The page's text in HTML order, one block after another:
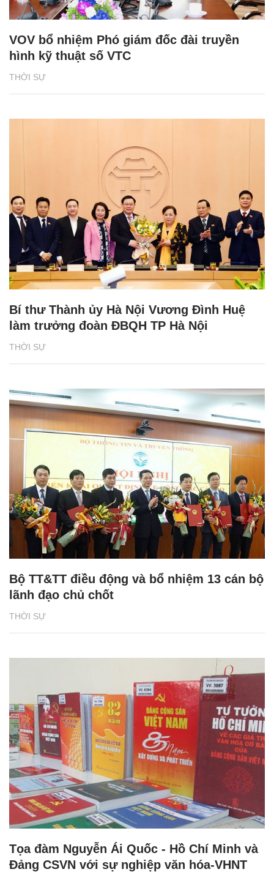
THỜI SỰ
VOV bổ nhiệm Phó giám đốc đài truyền
hình kỹ thuật số VTC
THỜI SỰ
Bí thư Thành ủy Hà Nội Vương Đình Huệ
làm trưởng đoàn ĐBQH TP Hà Nội
THỜI SỰ
Bộ TT&TT điều động và bổ nhiệm 13 cán bộ
lãnh đạo chủ chốt
Tọa đàm Nguyễn Ái Quốc - Hồ Chí Minh và
Đảng CSVN với sự nghiệp văn hóa-VHNT